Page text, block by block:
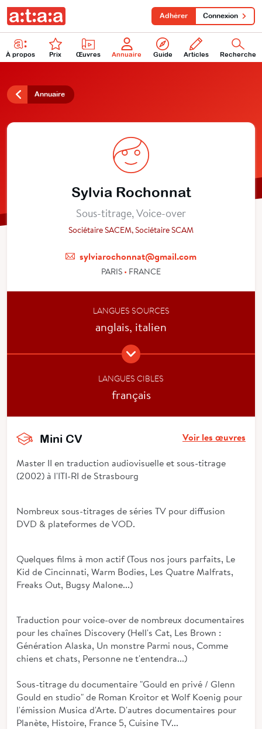
À propos Prix Œuvres Annuaire Guide Articles Recherche
Adhérer Connexion
Annuaire
Sylvia Rochonnat
Sous-titrage, Voice-over
Sociétaire SACEM, Sociétaire SCAM
sylviarochonnat@gmail.com
PARIS • FRANCE
LANGUES SOURCES
anglais, italien
LANGUES CIBLES
français
Mini CV Voir les œuvres
Master II en traduction audiovisuelle et sous-titrage
(2002) à l'ITI-RI de Strasbourg
Nombreux sous-titrages de séries TV pour diffusion
DVD & plateformes de VOD.
Quelques films à mon actif (Tous nos jours parfaits, Le
Kid de Cincinnati, Warm Bodies, Les Quatre Malfrats,
Freaks Out, Bugsy Malone...)
Traduction pour voice-over de nombreux documentaires
pour les chaînes Discovery (Hell's Cat, Les Brown :
Génération Alaska, Un monstre Parmi nous, Comme
chiens et chats, Personne ne t'entendra...)
Sous-titrage du documentaire "Gould en privé / Glenn
Gould en studio" de Roman Kroitor et Wolf Koenig pour
l'émission Musica d'Arte. D'autres documentaires pour
Planète, Histoire, France 5, Cuisine TV...